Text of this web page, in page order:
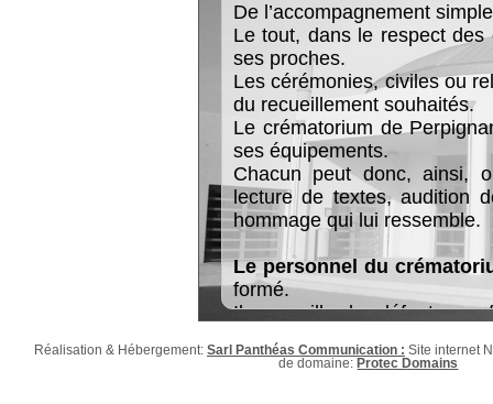
De l’accompagnement
Le tout, dans le respect
ses proches.
Les cérémonies, civiles ou
du recueillement souhaités.
Le crématorium de
ses équipements.
Chacun peut donc, ainsi,
lecture de textes, audition
hommage qui lui ressemble.
Le personnel du
formé.
Il accueille le défunt, sa
Réalisation & Hébergement: Sarl Panthéas Communication : Site internet
de domaine: Protec Domains